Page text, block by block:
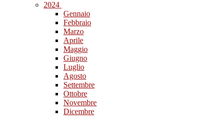
2024
Gennaio
Febbraio
Marzo
Aprile
Maggio
Giugno
Luglio
Agosto
Settembre
Ottobre
Novembre
Dicembre